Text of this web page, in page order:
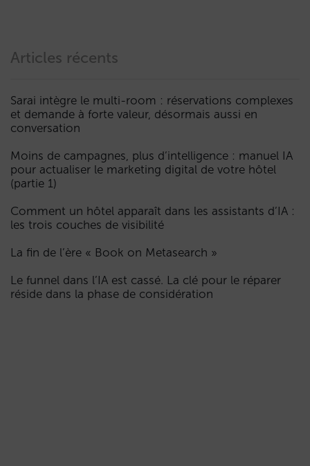
Articles récents
Sarai intègre le multi-room : réservations complexes
et demande à forte valeur, désormais aussi en
conversation
Moins de campagnes, plus d’intelligence : manuel IA
pour actualiser le marketing digital de votre hôtel
(partie 1)
Comment un hôtel apparaît dans les assistants d’IA :
les trois couches de visibilité
La fin de l’ère « Book on Metasearch »
Le funnel dans l’IA est cassé. La clé pour le réparer
réside dans la phase de considération